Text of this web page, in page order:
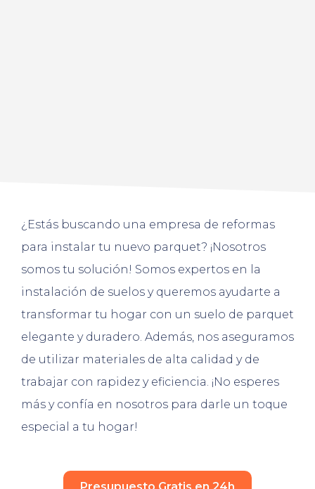
¿Estás buscando una empresa de reformas
para instalar tu nuevo parquet? ¡Nosotros
somos tu solución! Somos expertos en la
instalación de suelos y queremos ayudarte a
transformar tu hogar con un suelo de parquet
elegante y duradero. Además, nos aseguramos
de utilizar materiales de alta calidad y de
trabajar con rapidez y eficiencia. ¡No esperes
más y confía en nosotros para darle un toque
especial a tu hogar!